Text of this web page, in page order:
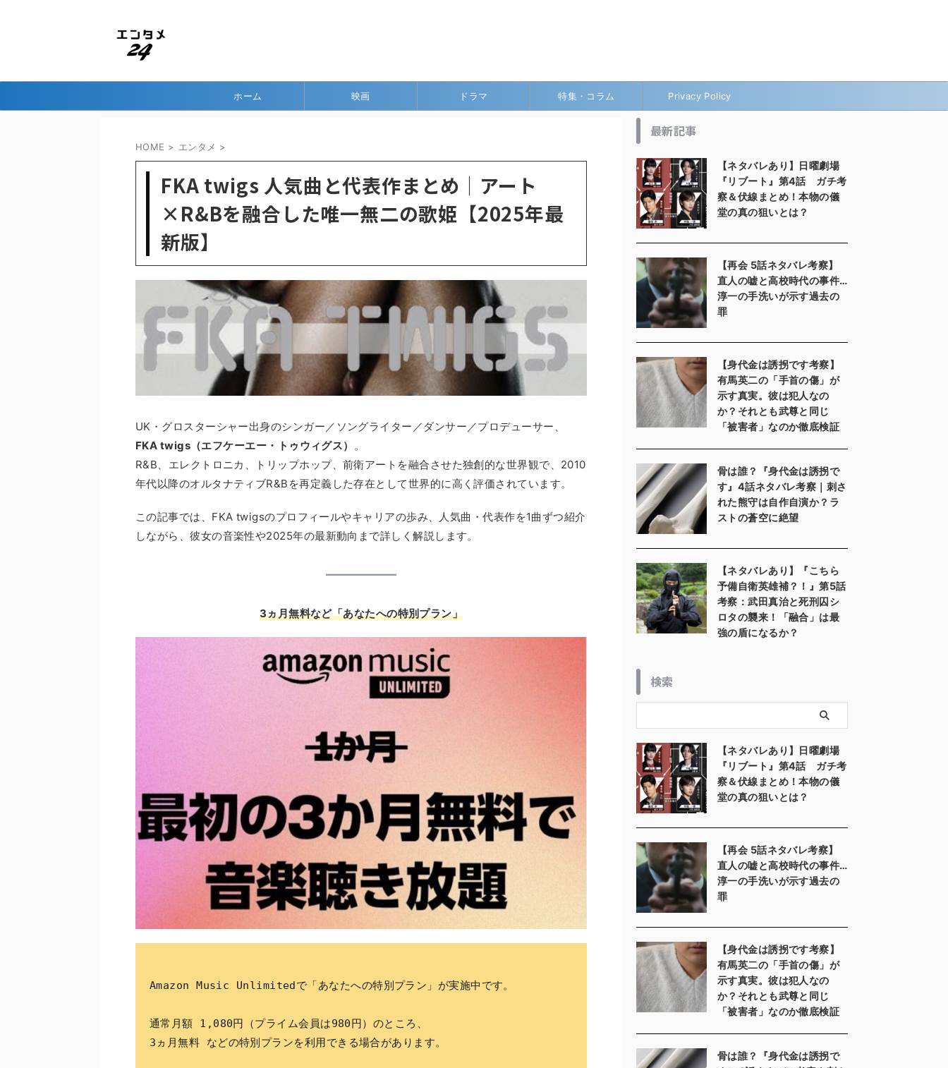
ホーム 映画 ドラマ 特集・コラム Privacy Policy
HOME > エンタメ >
FKA twigs 人気曲と代表作まとめ｜アート
×R&Bを融合した唯一無二の歌姫【2025年最
新版】
UK・グロスターシャー出身のシンガー／ソングライター／ダンサー／プロデューサー、
FKA twigs（エフケーエー・トゥウィグス） 。
R&B、エレクトロニカ、トリップホップ、前衛アートを融合させた独創的な世界観で、2010
年代以降のオルタナティブR&Bを再定義した存在として世界的に高く評価されています。
この記事では、FKA twigsのプロフィールやキャリアの歩み、人気曲・代表作を1曲ずつ紹介
しながら、彼女の音楽性や2025年の最新動向まで詳しく解説します。
3ヵ月無料など「あなたへの特別プラン」
Amazon Music Unlimitedで「あなたへの特別プラン」が実施中です。
通常月額 1,080円（プライム会員は980円）のところ、
3ヵ月無料 などの特別プランを利用できる場合があります。
最新記事
【ネタバレあり】日曜劇場
『リブート』第4話 ガチ考
察＆伏線まとめ！本物の儀
堂の真の狙いとは？
【再会 5話ネタバレ考察】
直人の嘘と高校時代の事件…
淳一の手洗いが示す過去の
罪
【身代金は誘拐です考察】
有馬英二の「手首の傷」が
示す真実。彼は犯人なの
か？それとも武尊と同じ
「被害者」なのか徹底検証
骨は誰？『身代金は誘拐で
す』4話ネタバレ考察｜刺さ
れた熊守は自作自演か？ラ
ストの蒼空に絶望
【ネタバレあり】『こちら
予備自衛英雄補？！』第5話
考察：武田真治と死刑囚シ
ロタの襲来！「融合」は最
強の盾になるか？
検索
【ネタバレあり】日曜劇場
『リブート』第4話 ガチ考
察＆伏線まとめ！本物の儀
堂の真の狙いとは？
【再会 5話ネタバレ考察】
直人の嘘と高校時代の事件…
淳一の手洗いが示す過去の
罪
【身代金は誘拐です考察】
有馬英二の「手首の傷」が
示す真実。彼は犯人なの
か？それとも武尊と同じ
「被害者」なのか徹底検証
骨は誰？『身代金は誘拐で